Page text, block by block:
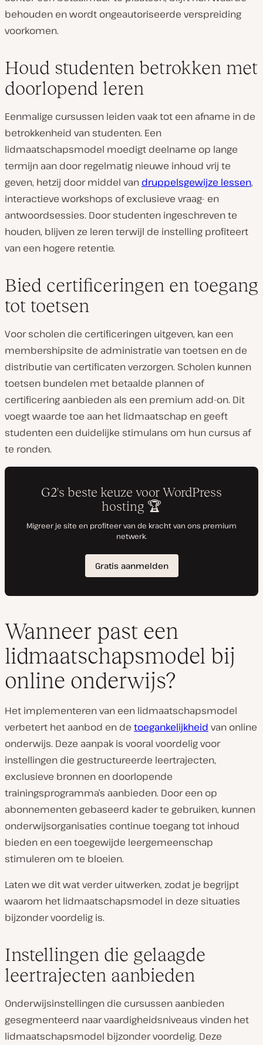
behouden en wordt ongeautoriseerde verspreiding
voorkomen.
Houd studenten betrokken met
doorlopend leren
Eenmalige cursussen leiden vaak tot een afname in de
betrokkenheid van studenten. Een
lidmaatschapsmodel moedigt deelname op lange
termijn aan door regelmatig nieuwe inhoud vrij te
geven, hetzij door middel van druppelsgewijze lessen,
interactieve workshops of exclusieve vraag- en
antwoordsessies. Door studenten ingeschreven te
houden, blijven ze leren terwijl de instelling profiteert
van een hogere retentie.
Bied certificeringen en toegang
tot toetsen
Voor scholen die certificeringen uitgeven, kan een
membershipsite de administratie van toetsen en de
distributie van certificaten verzorgen. Scholen kunnen
toetsen bundelen met betaalde plannen of
certificering aanbieden als een premium add-on. Dit
voegt waarde toe aan het lidmaatschap en geeft
studenten een duidelijke stimulans om hun cursus af
te ronden.
Wanneer past een
lidmaatschapsmodel bij
online onderwijs?
Het implementeren van een lidmaatschapsmodel
verbetert het aanbod en de toegankelijkheid van online
onderwijs. Deze aanpak is vooral voordelig voor
instellingen die gestructureerde leertrajecten,
exclusieve bronnen en doorlopende
trainingsprogramma’s aanbieden. Door een op
abonnementen gebaseerd kader te gebruiken, kunnen
onderwijsorganisaties continue toegang tot inhoud
bieden en een toegewijde leergemeenschap
stimuleren om te bloeien.
Laten we dit wat verder uitwerken, zodat je begrijpt
waarom het lidmaatschapsmodel in deze situaties
bijzonder voordelig is.
Instellingen die gelaagde
leertrajecten aanbieden
Onderwijsinstellingen die cursussen aanbieden
gesegmenteerd naar vaardigheidsniveaus vinden het
lidmaatschapsmodel bijzonder voordelig. Deze